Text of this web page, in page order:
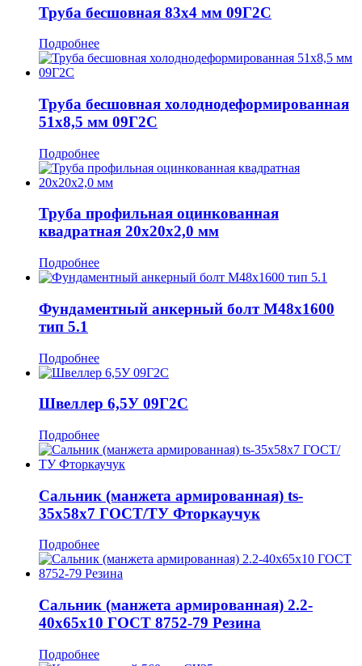
Труба бесшовная 83x4 мм 09Г2С
Подробнее
Труба бесшовная холоднодеформированная
51x8,5 мм 09Г2С
Подробнее
Труба профильная оцинкованная
квадратная 20x20x2,0 мм
Подробнее
Фундаментный анкерный болт М48x1600
тип 5.1
Подробнее
Швеллер 6,5У 09Г2С
Подробнее
Сальник (манжета армированная) ts-
35x58x7 ГОСТ/ТУ Фторкаучук
Подробнее
Сальник (манжета армированная) 2.2-
40x65x10 ГОСТ 8752-79 Резина
Подробнее